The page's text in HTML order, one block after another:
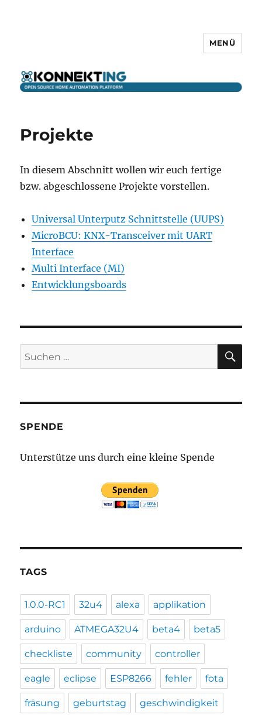
MENÜ
Projekte
In diesem Abschnitt wollen wir euch fertige
bzw. abgeschlossene Projekte vorstellen.
Universal Unterputz Schnittstelle (UUPS)
MicroBCU: KNX-Transceiver mit UART
Interface
Multi Interface (MI)
Entwicklungsboards
Suchen
nach:
SPENDE
Unterstütze uns durch eine kleine Spende
TAGS
1.0.0-RC1 32u4 alexa applikation
arduino ATMEGA32U4 beta4 beta5
checkliste community controller
eagle eclipse ESP8266 fehler fota
fräsung geburtstag geschwindigkeit